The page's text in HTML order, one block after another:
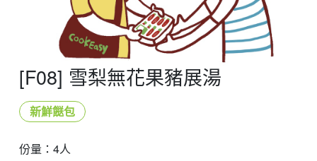
[F08] 雪梨無花果豬展湯
新鮮餸包
份量：4人